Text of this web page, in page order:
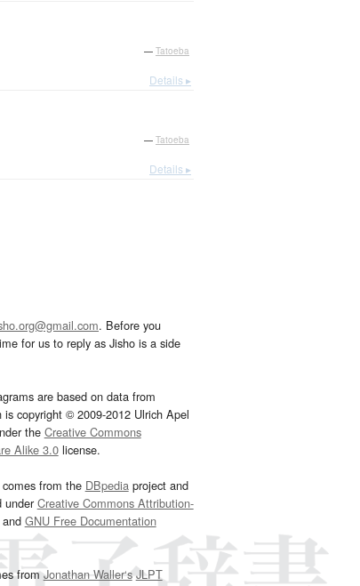
— Tatoeba
Details ▸
— Tatoeba
Details ▸
. Before you
for us to reply as Jisho is a side
are based on data from
is copyright © 2009-2012 Ulrich Apel
the Creative Commons
Alike 3.0license.
from the DBpediaproject and
underCreative Commons Attribution-
GNU Free Documentation
fromJonathan Waller‘s JLPT